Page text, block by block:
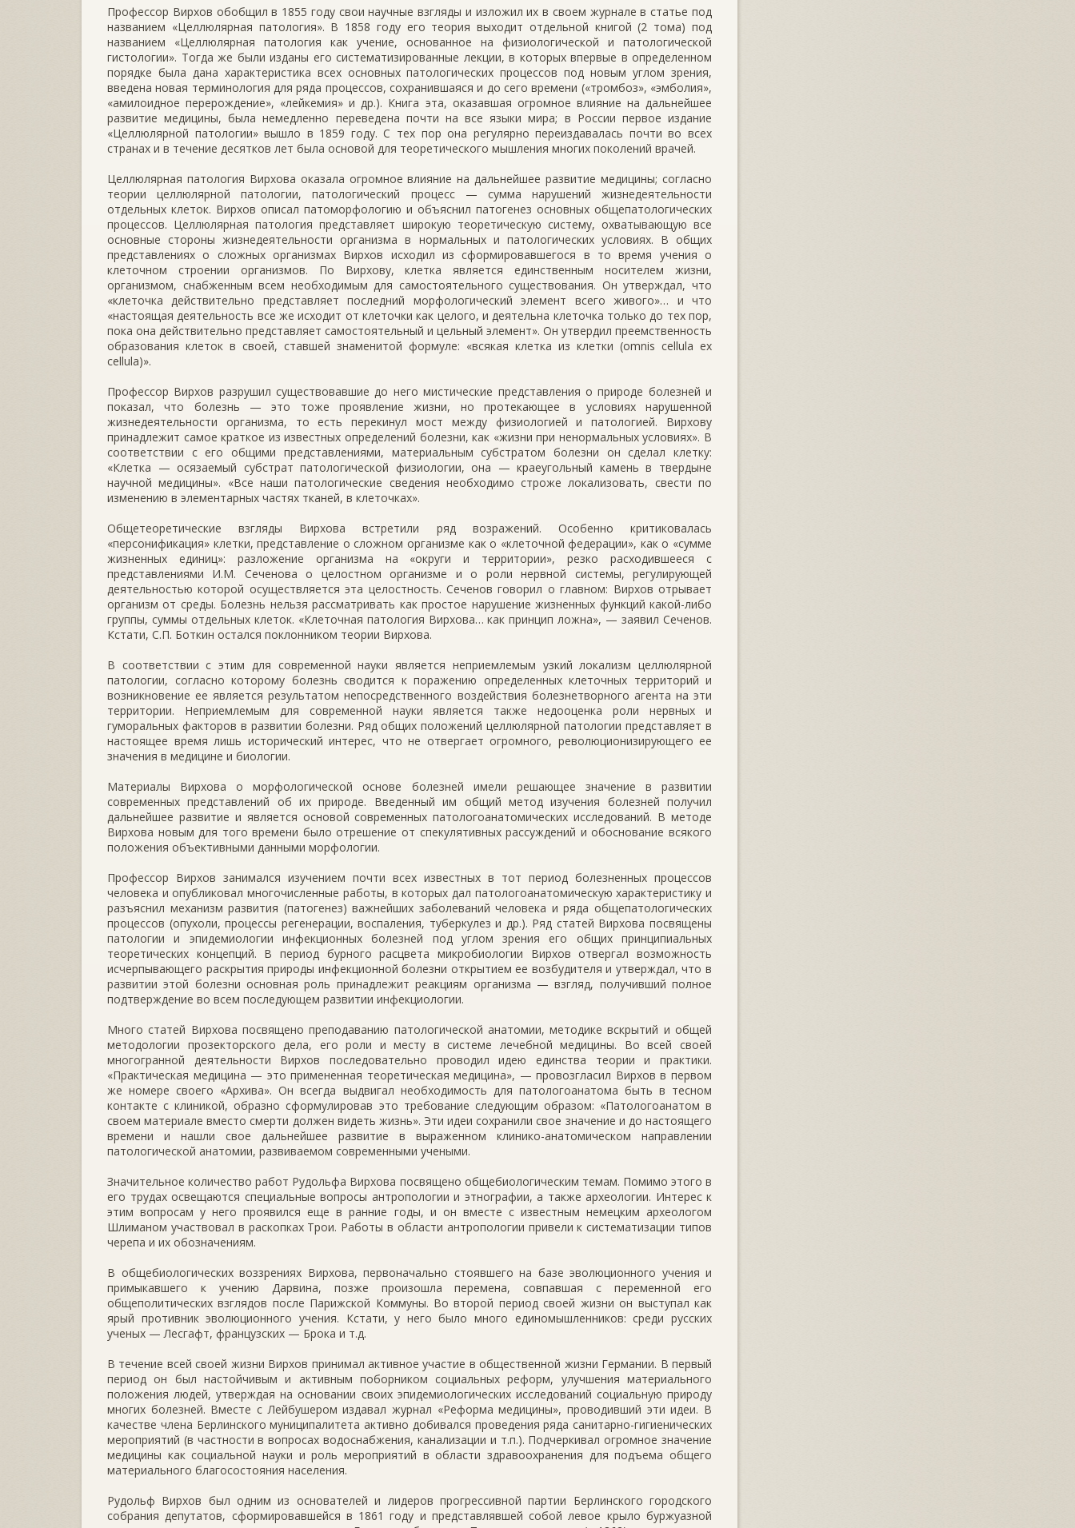
Профессор Вирхов обобщил в 1855 году свои научные взгляды и изложил их в своем журнале в статье под
названием «Целлюлярная патология». В 1858 году его теория выходит отдельной книгой (2 тома) под
названием «Целлюлярная патология как учение, основанное на физиологической и патологической
гистологии». Тогда же были изданы его систематизированные лекции, в которых впервые в определенном
порядке была дана характеристика всех основных патологических процессов под новым углом зрения,
введена новая терминология для ряда процессов, сохранившаяся и до сего времени («тромбоз», «эмболия»,
«амилоидное перерождение», «лейкемия» и др.). Книга эта, оказавшая огромное влияние на дальнейшее
развитие медицины, была немедленно переведена почти на все языки мира; в России первое издание
«Целлюлярной патологии» вышло в 1859 году. С тех пор она регулярно переиздавалась почти во всех
странах и в течение десятков лет была основой для теоретического мышления многих поколений врачей.
Целлюлярная патология Вирхова оказала огромное влияние на дальнейшее развитие медицины; согласно
теории целлюлярной патологии, патологический процесс — сумма нарушений жизнедеятельности
отдельных клеток. Вирхов описал патоморфологию и объяснил патогенез основных общепатологических
процессов. Целлюлярная патология представляет широкую теоретическую систему, охватывающую все
основные стороны жизнедеятельности организма в нормальных и патологических условиях. В общих
представлениях о сложных организмах Вирхов исходил из сформировавшегося в то время учения о
клеточном строении организмов. По Вирхову, клетка является единственным носителем жизни,
организмом, снабженным всем необходимым для самостоятельного существования. Он утверждал, что
«клеточка действительно представляет последний морфологический элемент всего живого»… и что
«настоящая деятельность все же исходит от клеточки как целого, и деятельна клеточка только до тех пор,
пока она действительно представляет самостоятельный и цельный элемент». Он утвердил преемственность
образования клеток в своей, ставшей знаменитой формуле: «всякая клетка из клетки (omnis cellula ex
cellula)».
Профессор Вирхов разрушил существовавшие до него мистические представления о природе болезней и
показал, что болезнь — это тоже проявление жизни, но протекающее в условиях нарушенной
жизнедеятельности организма, то есть перекинул мост между физиологией и патологией. Вирхову
принадлежит самое краткое из известных определений болезни, как «жизни при ненормальных условиях». В
соответствии с его общими представлениями, материальным субстратом болезни он сделал клетку:
«Клетка — осязаемый субстрат патологической физиологии, она — краеугольный камень в твердыне
научной медицины». «Все наши патологические сведения необходимо строже локализовать, свести по
изменению в элементарных частях тканей, в клеточках».
Общетеоретические взгляды Вирхова встретили ряд возражений. Особенно критиковалась
«персонификация» клетки, представление о сложном организме как о «клеточной федерации», как о «сумме
жизненных единиц»: разложение организма на «округи и территории», резко расходившееся с
представлениями И.М. Сеченова о целостном организме и о роли нервной системы, регулирующей
деятельностью которой осуществляется эта целостность. Сеченов говорил о главном: Вирхов отрывает
организм от среды. Болезнь нельзя рассматривать как простое нарушение жизненных функций какой-либо
группы, суммы отдельных клеток. «Клеточная патология Вирхова… как принцип ложна», — заявил Сеченов.
Кстати, С.П. Боткин остался поклонником теории Вирхова.
В соответствии с этим для современной науки является неприемлемым узкий локализм целлюлярной
патологии, согласно которому болезнь сводится к поражению определенных клеточных территорий и
возникновение ее является результатом непосредственного воздействия болезнетворного агента на эти
территории. Неприемлемым для современной науки является также недооценка роли нервных и
гуморальных факторов в развитии болезни. Ряд общих положений целлюлярной патологии представляет в
настоящее время лишь исторический интерес, что не отвергает огромного, революционизирующего ее
значения в медицине и биологии.
Материалы Вирхова о морфологической основе болезней имели решающее значение в развитии
современных представлений об их природе. Введенный им общий метод изучения болезней получил
дальнейшее развитие и является основой современных патологоанатомических исследований. В методе
Вирхова новым для того времени было отрешение от спекулятивных рассуждений и обоснование всякого
положения объективными данными морфологии.
Профессор Вирхов занимался изучением почти всех известных в тот период болезненных процессов
человека и опубликовал многочисленные работы, в которых дал патологоанатомическую характеристику и
разъяснил механизм развития (патогенез) важнейших заболеваний человека и ряда общепатологических
процессов (опухоли, процессы регенерации, воспаления, туберкулез и др.). Ряд статей Вирхова посвящены
патологии и эпидемиологии инфекционных болезней под углом зрения его общих принципиальных
теоретических концепций. В период бурного расцвета микробиологии Вирхов отвергал возможность
исчерпывающего раскрытия природы инфекционной болезни открытием ее возбудителя и утверждал, что в
развитии этой болезни основная роль принадлежит реакциям организма — взгляд, получивший полное
подтверждение во всем последующем развитии инфекциологии.
Много статей Вирхова посвящено преподаванию патологической анатомии, методике вскрытий и общей
методологии прозекторского дела, его роли и месту в системе лечебной медицины. Во всей своей
многогранной деятельности Вирхов последовательно проводил идею единства теории и практики.
«Практическая медицина — это примененная теоретическая медицина», — провозгласил Вирхов в первом
же номере своего «Архива». Он всегда выдвигал необходимость для патологоанатома быть в тесном
контакте с клиникой, образно сформулировав это требование следующим образом: «Патологоанатом в
своем материале вместо смерти должен видеть жизнь». Эти идеи сохранили свое значение и до настоящего
времени и нашли свое дальнейшее развитие в выраженном клинико-анатомическом направлении
патологической анатомии, развиваемом современными учеными.
Значительное количество работ Рудольфа Вирхова посвящено общебиологическим темам. Помимо этого в
его трудах освещаются специальные вопросы антропологии и этнографии, а также археологии. Интерес к
этим вопросам у него проявился еще в ранние годы, и он вместе с известным немецким археологом
Шлиманом участвовал в раскопках Трои. Работы в области антропологии привели к систематизации типов
черепа и их обозначениям.
В общебиологических воззрениях Вирхова, первоначально стоявшего на базе эволюционного учения и
примыкавшего к учению Дарвина, позже произошла перемена, совпавшая с переменной его
общеполитических взглядов после Парижской Коммуны. Во второй период своей жизни он выступал как
ярый противник эволюционного учения. Кстати, у него было много единомышленников: среди русских
ученых — Лесгафт, французских — Брока и т.д.
В течение всей своей жизни Вирхов принимал активное участие в общественной жизни Германии. В первый
период он был настойчивым и активным поборником социальных реформ, улучшения материального
положения людей, утверждая на основании своих эпидемиологических исследований социальную природу
многих болезней. Вместе с Лейбушером издавал журнал «Реформа медицины», проводивший эти идеи. В
качестве члена Берлинского муниципалитета активно добивался проведения ряда санитарно-гигиенических
мероприятий (в частности в вопросах водоснабжения, канализации и т.п.). Подчеркивал огромное значение
медицины как социальной науки и роль мероприятий в области здравоохранения для подъема общего
материального благосостояния населения.
Рудольф Вирхов был одним из основателей и лидеров прогрессивной партии Берлинского городского
собрания депутатов, сформировавшейся в 1861 году и представлявшей собой левое крыло буржуазной